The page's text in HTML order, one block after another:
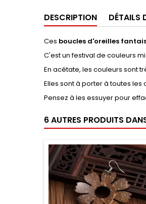
DESCRIPTION DÉTAILS
Ces boucles d'oreilles
C'est un festival de couleurs
En acétate, les couleurs sont
Elles sont à porter à toutes
Pensez à les essuyer pour
6 AUTRES PRODUITS